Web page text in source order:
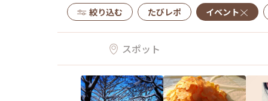
絞り込む たびレポ イベント
スポット